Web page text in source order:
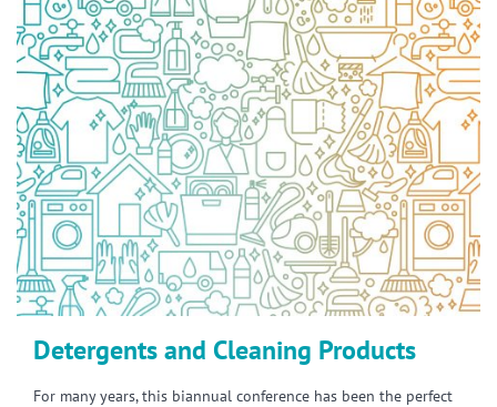
Detergents and Cleaning Products
For many years, this biannual conference has been the perfect